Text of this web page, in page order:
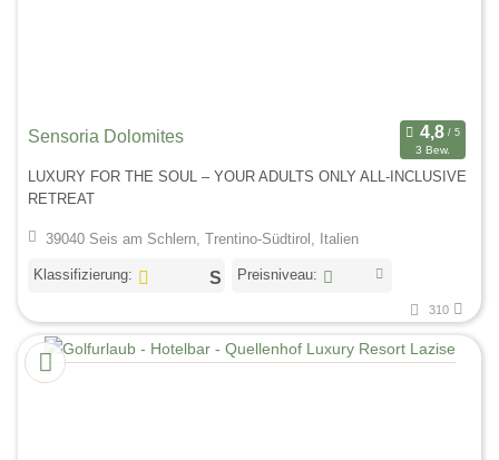
Sensoria Dolomites
3 Bew.
LUXURY FOR THE SOUL – YOUR ADULTS ONLY ALL-INCLUSIVE
RETREAT
39040 Seis am Schlern, Trentino-Südtirol, Italien
Klassifizierung: Preisniveau:
310